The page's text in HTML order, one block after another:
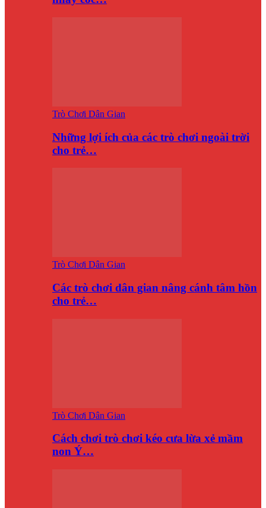
Trò Chơi Dân Gian
Những lợi ích của các trò chơi ngoài trời
cho trẻ…
Trò Chơi Dân Gian
Các trò chơi dân gian nâng cánh tâm hồn
cho trẻ…
Trò Chơi Dân Gian
Cách chơi trò chơi kéo cưa lừa xẻ mầm
non Ý…